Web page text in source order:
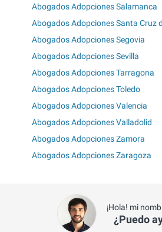
Abogados Adopciones Salamanca
Abogados Adopciones Santa Cruz
Abogados Adopciones Segovia
Abogados Adopciones Sevilla
Abogados Adopciones Tarragona
Abogados Adopciones Toledo
Abogados Adopciones Valencia
Abogados Adopciones Valladolid
Abogados Adopciones Zamora
Abogados Adopciones Zaragoza
¡Hola! mi
¿Puedo